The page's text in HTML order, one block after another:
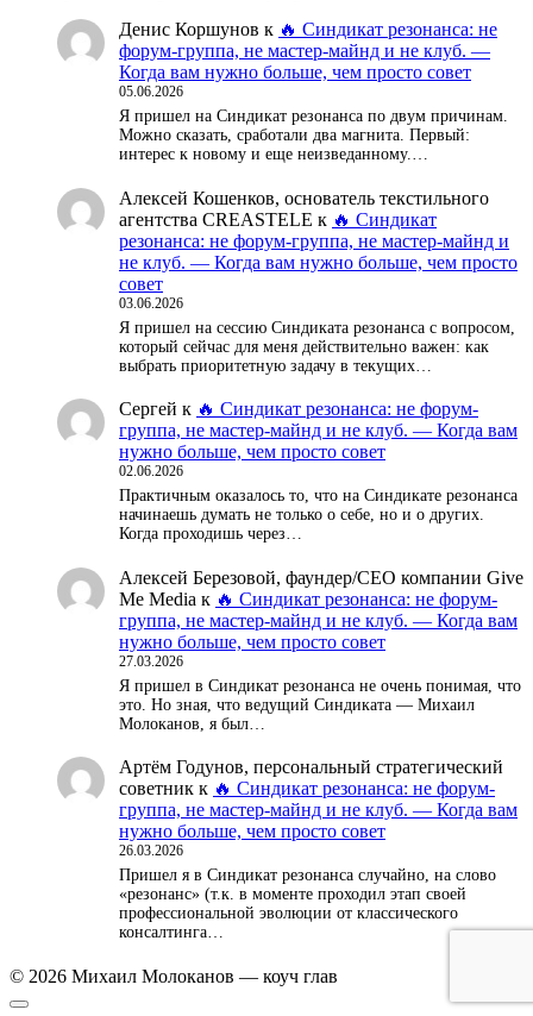
Денис Коршунов к 🔥 Синдикат резонанса: не
форум-группа, не мастер-майнд и не клуб. —
Когда вам нужно больше, чем просто совет
05.06.2026
Я пришел на Синдикат резонанса по двум причинам.
Можно сказать, сработали два магнита. Первый:
интерес к новому и еще неизведанному.…
Алексей Кошенков, основатель текстильного
агентства CREASTELE к 🔥 Синдикат
резонанса: не форум-группа, не мастер-майнд и
не клуб. — Когда вам нужно больше, чем просто
совет
03.06.2026
Я пришел на сессию Синдиката резонанса с вопросом,
который сейчас для меня действительно важен: как
выбрать приоритетную задачу в текущих…
Сергей к 🔥 Синдикат резонанса: не форум-
группа, не мастер-майнд и не клуб. — Когда вам
нужно больше, чем просто совет
02.06.2026
Практичным оказалось то, что на Синдикате резонанса
начинаешь думать не только о себе, но и о других.
Когда проходишь через…
Алексей Березовой, фаундер/СЕО компании Give
Me Media к 🔥 Синдикат резонанса: не форум-
группа, не мастер-майнд и не клуб. — Когда вам
нужно больше, чем просто совет
27.03.2026
Я пришел в Синдикат резонанса не очень понимая, что
это. Но зная, что ведущий Синдиката — Михаил
Молоканов, я был…
Артём Годунов, персональный стратегический
советник к 🔥 Синдикат резонанса: не форум-
группа, не мастер-майнд и не клуб. — Когда вам
нужно больше, чем просто совет
26.03.2026
Пришел я в Синдикат резонанса случайно, на слово
«резонанс» (т.к. в моменте проходил этап своей
профессиональной эволюции от классического
консалтинга…
© 2026 Михаил Молоканов — коуч глав